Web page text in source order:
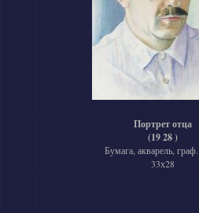
Портрет отца
(19 28 )
Бумага, акварель,
33х28